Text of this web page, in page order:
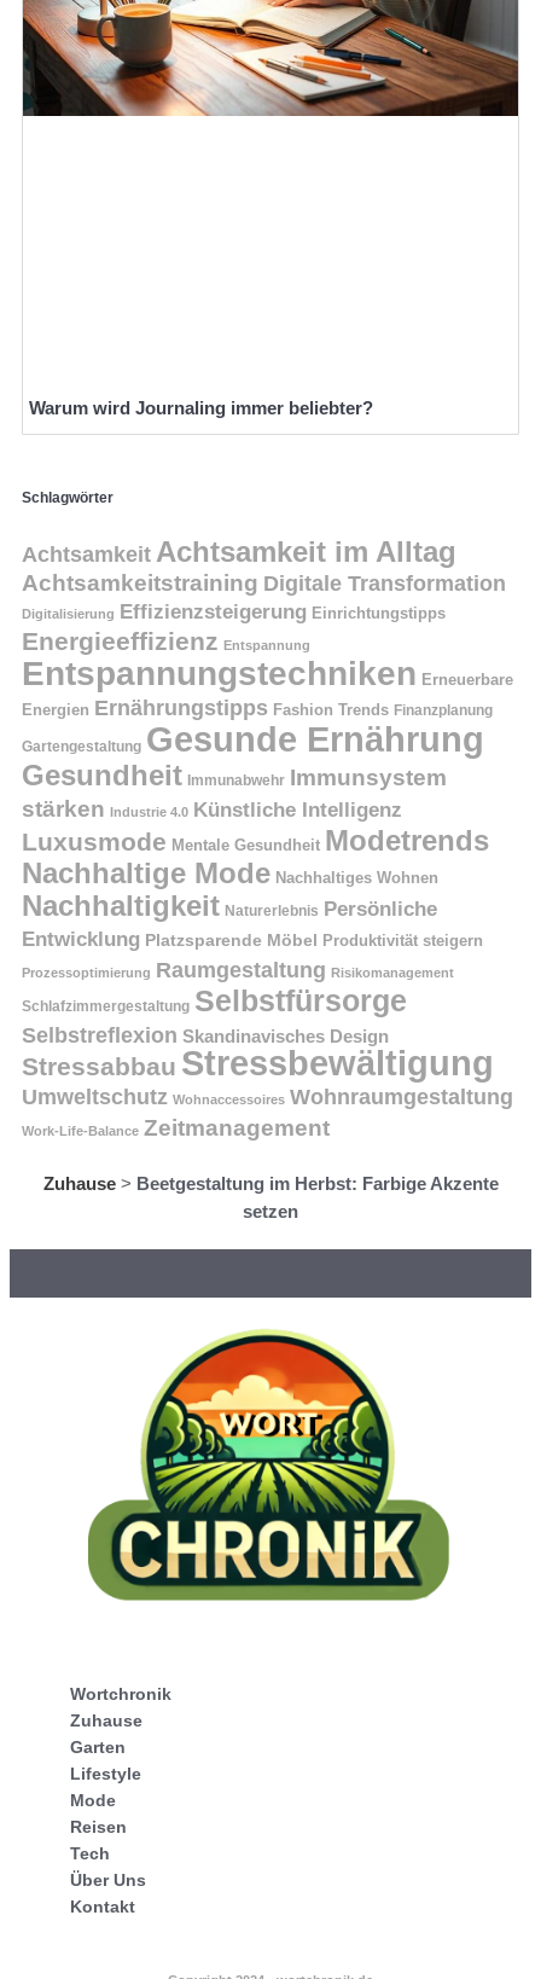
Warum wird Journaling immer beliebter?
Schlagwörter
Achtsamkeit Achtsamkeit im Alltag
Achtsamkeitstraining Digitale Transformation
Digitalisierung Effizienzsteigerung Einrichtungstipps
Energieeffizienz Entspannung
Entspannungstechniken Erneuerbare
Energien Ernährungstipps Fashion Trends Finanzplanung
Gartengestaltung Gesunde Ernährung
Gesundheit Immunabwehr Immunsystem
stärken Industrie 4.0 Künstliche Intelligenz
Luxusmode Mentale Gesundheit Modetrends
Nachhaltige Mode Nachhaltiges Wohnen
Nachhaltigkeit Naturerlebnis Persönliche
Entwicklung Platzsparende Möbel Produktivität steigern
Prozessoptimierung Raumgestaltung Risikomanagement
Schlafzimmergestaltung Selbstfürsorge
Selbstreflexion Skandinavisches Design
Stressabbau Stressbewältigung
Umweltschutz Wohnaccessoires Wohnraumgestaltung
Work-Life-Balance Zeitmanagement
Zuhause> Beetgestaltung im Herbst: Farbige Akzente
setzen
Wortchronik
Zuhause
Garten
Lifestyle
Mode
Reisen
Tech
Über Uns
Kontakt